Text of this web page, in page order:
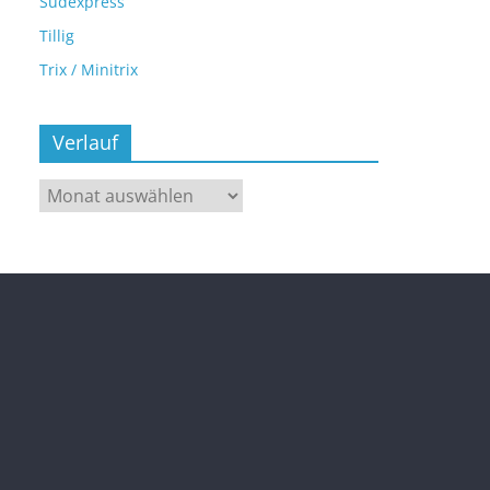
Tillig
Trix / Minitrix
Verlauf